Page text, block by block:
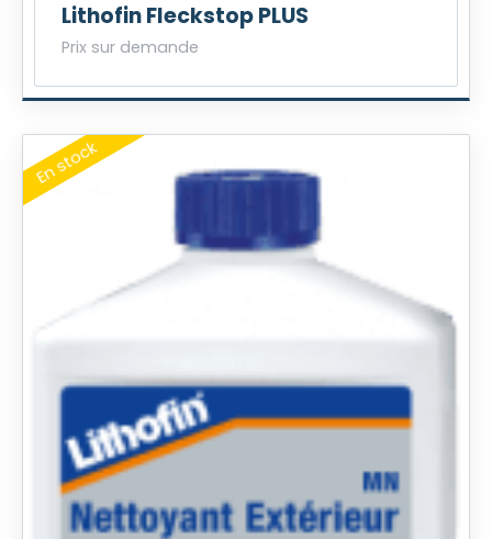
Lithofin Fleckstop PLUS
Prix sur demande